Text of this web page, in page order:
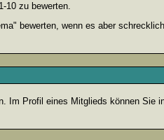
10 zu bewerten.
bewerten, wenn es aber
Im Profil eines Mitglieds können Sie